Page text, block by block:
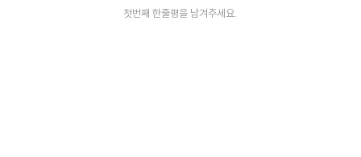
첫번째 한줄평을 남겨주세요.